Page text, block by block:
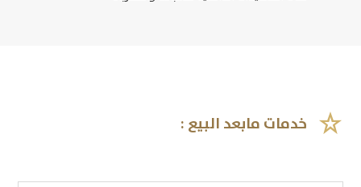
 خدمات مابعد البيع :